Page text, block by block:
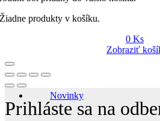
Žiadne produkty v košíku.
0 Ks
Zobraziť
Novinky
Prihláste sa na